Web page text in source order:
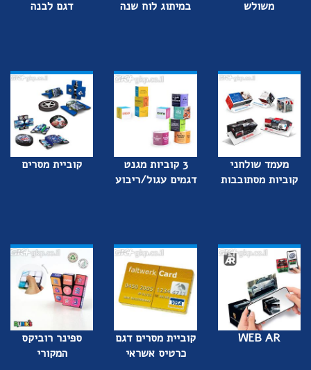
משולש במיתוג לוח שנה דגם לבנה
מעמד שולחני
קוביות מסתובבות
3 קוביות מגנט
דגמים עגול/ריבוע
קוביית מסרים
WEB AR
קוביית מסרים דגם
כרטיס אשראי
ספינר רוביקס
המקורי